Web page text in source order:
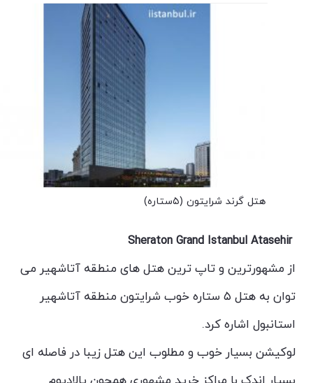
هتل گرند شرایتون (۵ستاره)
Sheraton Grand Istanbul Atasehir
از مشهورترین و تاپ ترین هتل های منطقه آتاشهیر می
توان به هتل ۵ ستاره خوب شرایتون منطقه آتاشهیر
استانبول اشاره کرد.
لوکیشن بسیار خوب و مطلوب این هتل زیبا در فاصله ای